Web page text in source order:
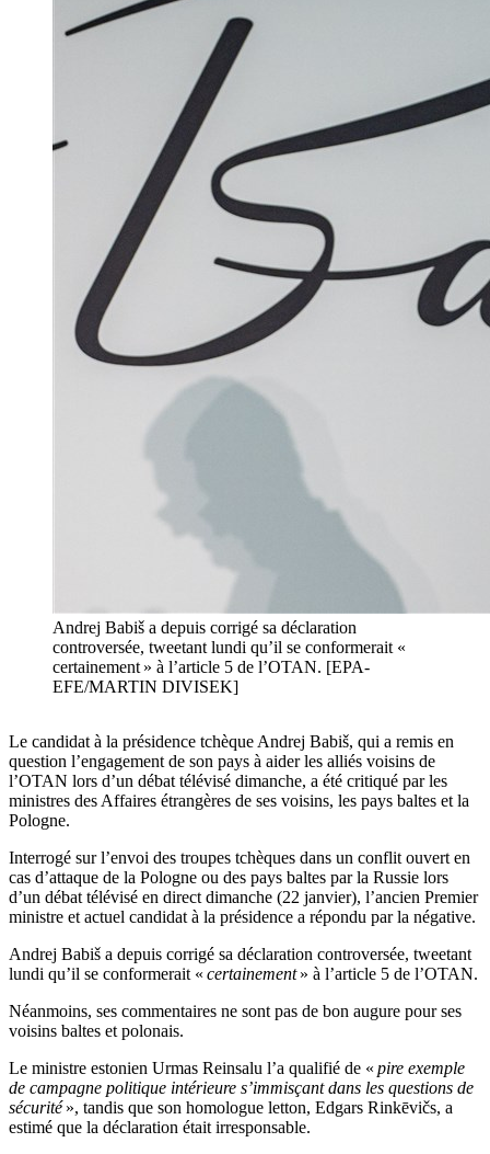
Andrej Babiš a depuis corrigé sa déclaration
controversée, tweetant lundi qu’il se conformerait «
certainement » à l’article 5 de l’OTAN. [EPA-
EFE/MARTIN DIVISEK]
Le candidat à la présidence tchèque Andrej Babiš, qui a remis en
question l’engagement de son pays à aider les alliés voisins de
l’OTAN lors d’un débat télévisé dimanche, a été critiqué par les
ministres des Affaires étrangères de ses voisins, les pays baltes et la
Pologne.
Interrogé sur l’envoi des troupes tchèques dans un conflit ouvert en
cas d’attaque de la Pologne ou des pays baltes par la Russie lors
d’un débat télévisé en direct dimanche (22 janvier), l’ancien Premier
ministre et actuel candidat à la présidence a répondu par la négative.
Andrej Babiš a depuis corrigé sa déclaration controversée, tweetant
lundi qu’il se conformerait « certainement» à l’article 5 de l’OTAN.
Néanmoins, ses commentaires ne sont pas de bon augure pour ses
voisins baltes et polonais.
Le ministre estonien Urmas Reinsalu l’a qualifié de « pire exemple
de campagne politique intérieure s’immisçant dans les questions de
sécurité», tandis que son homologue letton, Edgars Rinkēvičs, a
estimé que la déclaration était irresponsable.